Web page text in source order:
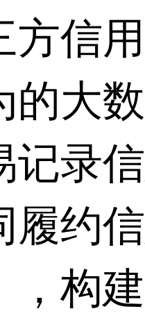
方信
的大
记录
履约
，构